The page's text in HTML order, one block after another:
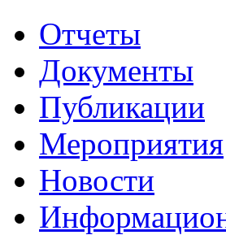
Отчеты
Документы
Публикации
Мероприятия
Новости